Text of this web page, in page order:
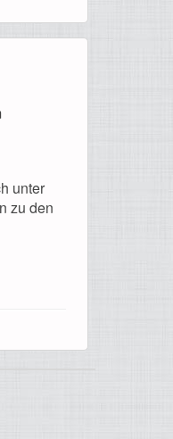
unter
zu den